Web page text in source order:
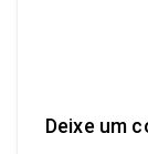
Deixe um